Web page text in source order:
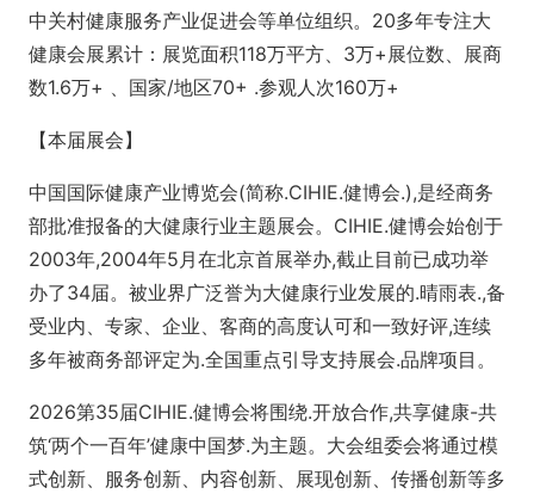
中关村健康服务产业促进会等单位组织。20多年专注大
健康会展累计：展览面积118万平方、3万+展位数、展商
数1.6万+ 、国家/地区70+ .参观人次160万+
【本届展会】
中国国际健康产业博览会(简称.CIHIE.健博会.),是经商务
部批准报备的大健康行业主题展会。CIHIE.健博会始创于
2003年,2004年5月在北京首展举办,截止目前已成功举
办了34届。被业界广泛誉为大健康行业发展的.晴雨表.,备
受业内、专家、企业、客商的高度认可和一致好评,连续
多年被商务部评定为.全国重点引导支持展会.品牌项目。
2026第35届CIHIE.健博会将围绕.开放合作,共享健康-共
筑‘两个一百年’健康中国梦.为主题。大会组委会将通过模
式创新、服务创新、内容创新、展现创新、传播创新等多